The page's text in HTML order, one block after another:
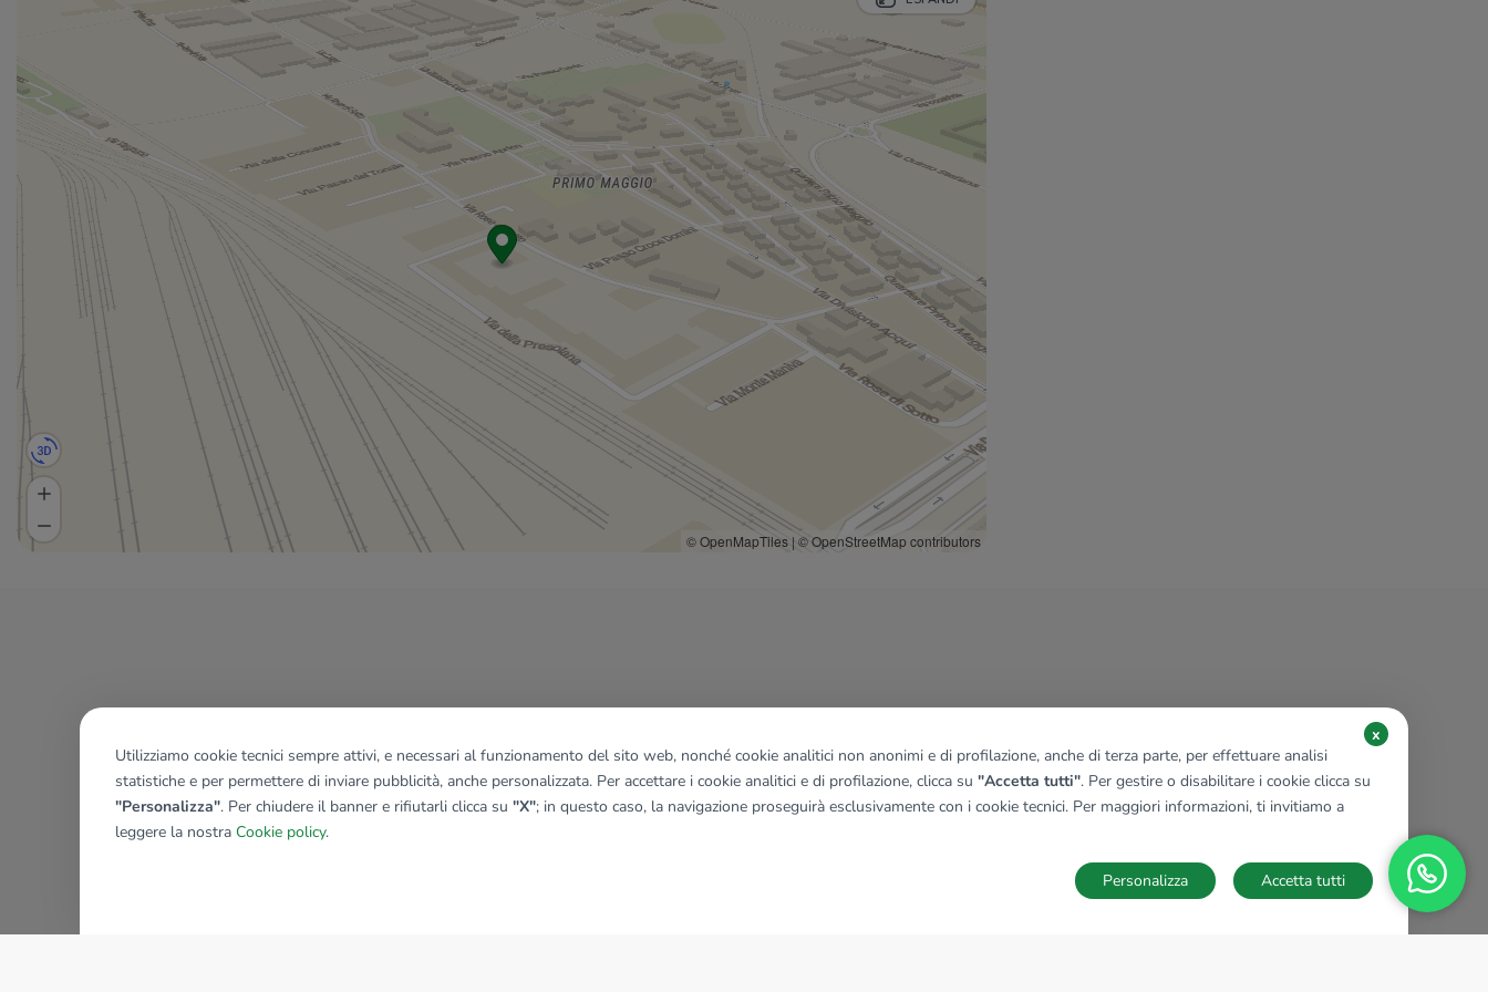
Aumai
810 m
Italmark
820 m
Esselunga
1,1 Km
Simply Market
1,1 Km
Negozi
280 m
Pull & Bear
890 m
Bershka
900 m
930 m
980 m
Bar
Ciusmita
390 m
Lio Bar
Circus Beat Club
Bar Fontana
1,1 Km
Caffè ristretto
1,2 Km
© OpenMapTiles | © OpenStreetMap contributors
Utilizziamo cookie tecnici sempre attivi, e necessari al funzionamento del sito web, nonché cookie analitici non anonimi e di profilazione, anche di terza parte, per effettuare analisi
statistiche e per permettere di inviare pubblicità, anche personalizzata. Per accettare i cookie analitici e di profilazione, clicca su "Accetta tutti". Per gestire o disabilitare i cookie clicca su
"Personalizza". Per chiudere il banner e rifiutarli clicca su "X"; in questo caso, la navigazione proseguirà esclusivamente con i cookie tecnici. Per maggiori informazioni, ti invitiamo a
leggere la nostra Cookie policy.
x
Accetta tutti
Personalizza